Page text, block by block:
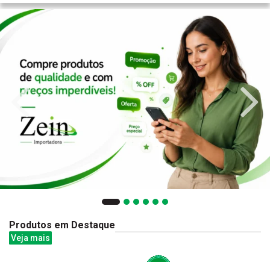
Produtos em Destaque
Veja mais